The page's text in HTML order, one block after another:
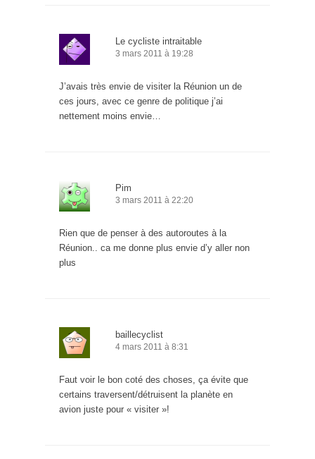
Le cycliste intraitable
3 mars 2011 à 19:28
J’avais très envie de visiter la Réunion un de
ces jours, avec ce genre de politique j’ai
nettement moins envie…
Pim
3 mars 2011 à 22:20
Rien que de penser à des autoroutes à la
Réunion.. ca me donne plus envie d’y aller non
plus
baillecyclist
4 mars 2011 à 8:31
Faut voir le bon coté des choses, ça évite que
certains traversent/détruisent la planète en
avion juste pour « visiter »!